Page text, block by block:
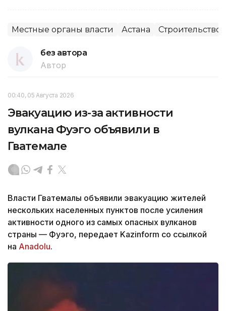
Местные органы власти Астана Строительство
без автора
Автор
00:40, 05 Августа 2026
Эвакуацию из-за активности
вулкана Фуэго объявили в
Гватемале
Власти Гватемалы объявили эвакуацию жителей
нескольких населенных пунктов после усиления
активности одного из самых опасных вулканов
страны — Фуэго, передает Kazinform со ссылкой
на Anadolu.